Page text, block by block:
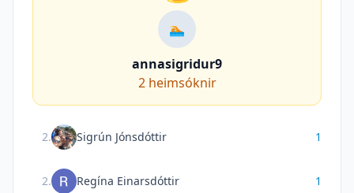
🏊
annasigridur9
2 heimsóknir
2. Sigrún Jónsdóttir 1
2. Regína Einarsdóttir 1